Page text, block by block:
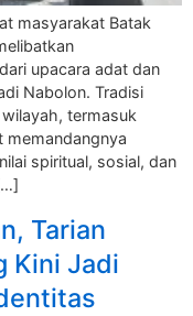
masyarakat Batak
upacara adat dan
Nabolon. Tradisi
termasuk
memandangnya
spiritual, sosial, dan
Tarian
Kini Jadi